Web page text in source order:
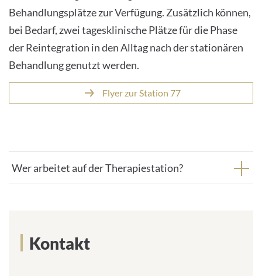
Behandlungsplätze zur Verfügung. Zusätzlich können,
bei Bedarf, zwei tagesklinische Plätze für die Phase
der Reintegration in den Alltag nach der stationären
Behandlung genutzt werden.
Flyer zur Station 77
Wer arbeitet auf der Therapiestation?
Kontakt